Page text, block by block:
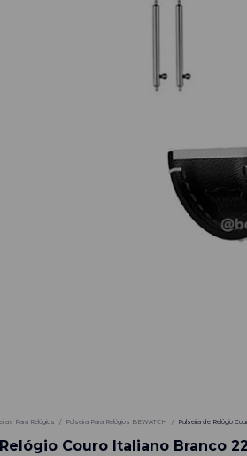
Para Relógios / Pulseira Para Relógios BEWATCH / Pulseira de Relógio
Couro Italiano Branco